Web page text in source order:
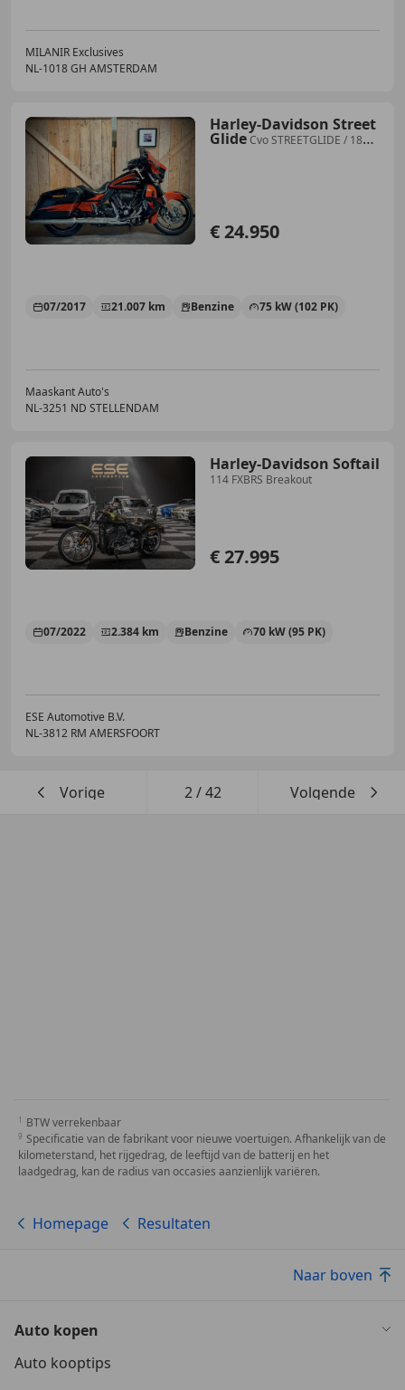
MILANIR Exclusives
NL-1018 GH AMSTERDAM
Harley-Davidson Street
GlideCvo STREETGLIDE / 1868
€ 24.950
07/2017 21.007 km Benzine 75 kW (102 PK)
Maaskant Auto's
NL-3251 ND STELLENDAM
Harley-Davidson Softail
114 FXBRS Breakout
€ 27.995
07/2022 2.384 km Benzine 70 kW (95 PK)
ESE Automotive B.V.
NL-3812 RM AMERSFOORT
Vorige 2/42 Volgende
BTW verrekenbaar
Specificatie van de fabrikant voor nieuwe voertuigen. Afhankelijk van de
kilometerstand, het rijgedrag, de leeftijd van de batterij en het
laadgedrag, kan de radius van occasies aanzienlijk variëren.
Homepage Resultaten
Naar boven
Auto kopen
Auto kooptips